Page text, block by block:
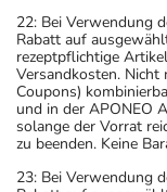
22: Bei Verwendung
Rabatt auf
rezeptpflichtige
Versandkosten.
Coupons)
und in der APONEO
solange der Vorrat
zu beenden. Keine
23: Bei Verwendung